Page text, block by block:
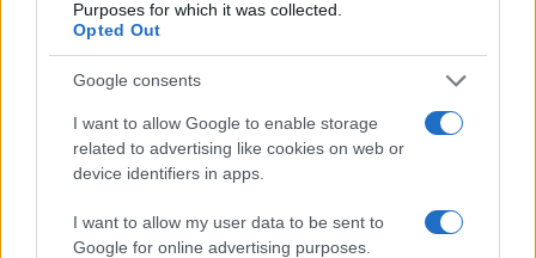
Purposes for which it was collected.
Opted Out
Google consents
I want to allow Google to enable storage
related to advertising like cookies on web or
device identifiers in apps.
I want to allow my user data to be sent to
Google for online advertising purposes.
Continua a leggere